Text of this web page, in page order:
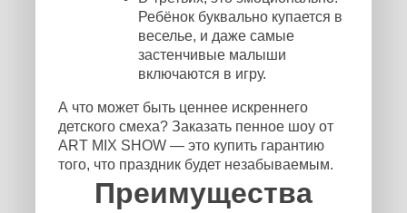
Ребёнок буквально купается в
веселье, и даже самые
застенчивые малыши
включаются в игру.
А что может быть ценнее искреннего
детского смеха? Заказать пенное шоу от
ART MIX SHOW — это купить гарантию
того, что праздник будет незабываемым.
Преимущества